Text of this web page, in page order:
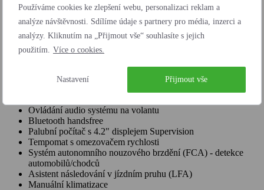
Používáme cookies ke zlepšení webu, personalizaci reklam a
analýze návštěvnosti. Sdílíme údaje s partnery pro média, inzerci a
analýzy. Kliknutím na „Přijmout vše“ souhlasíte s jejich
použitím. Více o cookies.
Nastavení Přijmout vše
Systém sledování únavy řidiče (DAW)
Asistent pro rozjezd do kopce HAC
Aktivní systém pro jízdu v pruzích (LKA)
Ukotvení dětské sedačky na zadních krajních sedadlech
ISOFIX
Předpínače bezpečnostních pásů
Indikace nezapnutých pásů
IN KEY imobilizer
Ovládání audio systému na volantu
Bluetooth handsfree
Palubní počítač s 4.2" displejem Supervision
Tempomat s omezovačem rychlosti
Systém autonomního nouzového brzdění (FCA) - detekce
automobilů/chodců
Asistent následování v jízdním pruhu (LFA)
Manuální klimatizace